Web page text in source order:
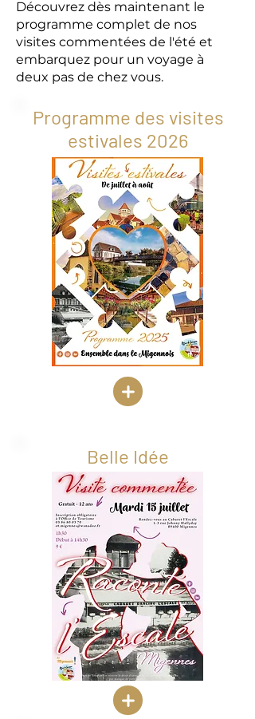
Découvrez dès maintenant le
programme complet de nos
visites commentées de l'été et
embarquez pour un voyage à
deux pas de chez vous.
Programme des visites
estivales 2026
Belle Idée